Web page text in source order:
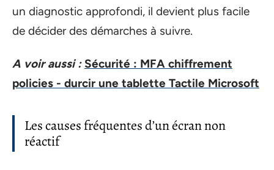
un diagnostic approfondi, il devient plus facile
de décider des démarches à suivre.
A voir aussi : Sécurité : MFA chiffrement
policies - durcir une tablette Tactile Microsoft
Les causes fréquentes d’un écran non
réactif